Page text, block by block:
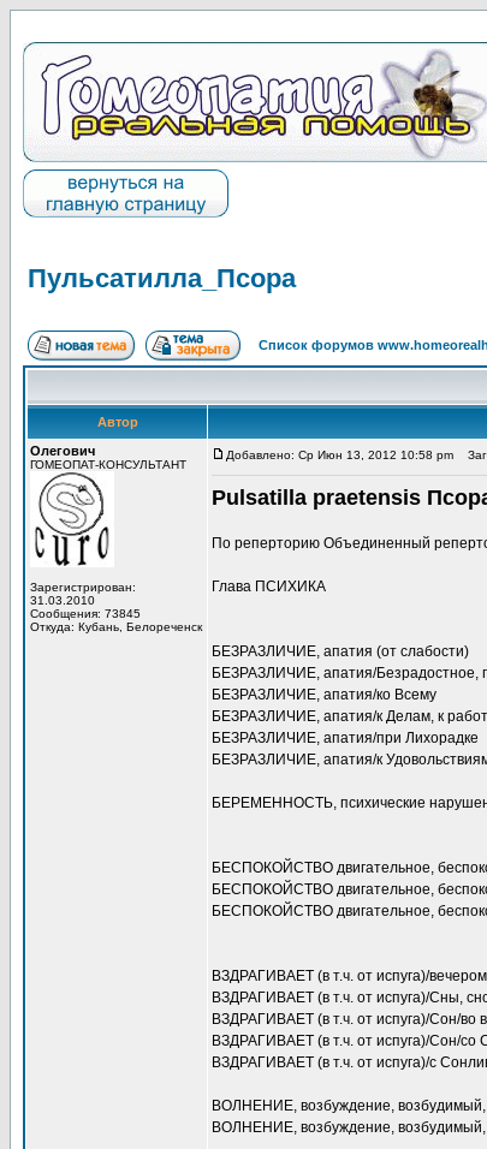
Пульсатилла_Псора
Список форумов
Автор
Олегович
ГОМЕОПАТ-КОНСУЛЬТАНТ
Зарегистрирован:
31.03.2010
Сообщения: 73845
Откуда: Кубань, Белореченск
Добавлено: Ср Июн 13, 2012 10:58 pm
Pulsatilla praetensis
По реперторию Объединенный
Глава ПСИХИКА
БЕЗРАЗЛИЧИЕ, апатия (от слабости)
БЕЗРАЗЛИЧИЕ, апатия/Безрадостное,
БЕЗРАЗЛИЧИЕ, апатия/ко Всему
БЕЗРАЗЛИЧИЕ, апатия/к Делам, к
БЕЗРАЗЛИЧИЕ, апатия/при Лихорадке
БЕЗРАЗЛИЧИЕ, апатия/к
БЕРЕМЕННОСТЬ, психические
БЕСПОКОЙСТВО двигательное,
БЕСПОКОЙСТВО двигательное,
БЕСПОКОЙСТВО двигательное,
ВЗДРАГИВАЕТ (в т.ч. от испуга)/вечером
ВЗДРАГИВАЕТ (в т.ч. от испуга)/Сны,
ВЗДРАГИВАЕТ (в т.ч. от испуга)/Сон/во
ВЗДРАГИВАЕТ (в т.ч. от испуга)/Сон/со
ВЗДРАГИВАЕТ (в т.ч. от испуга)/с
ВОЛНЕНИЕ, возбуждение,
ВОЛНЕНИЕ, возбуждение,